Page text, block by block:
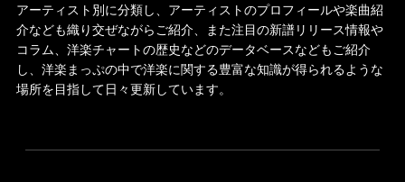
アーティスト別に分類し、アーティストのプロフィールや楽曲紹
介なども織り交ぜながらご紹介、また注目の新譜リリース情報や
コラム、洋楽チャートの歴史などのデータベースなどもご紹介
し、洋楽まっぷの中で洋楽に関する豊富な知識が得られるような
場所を目指して日々更新しています。